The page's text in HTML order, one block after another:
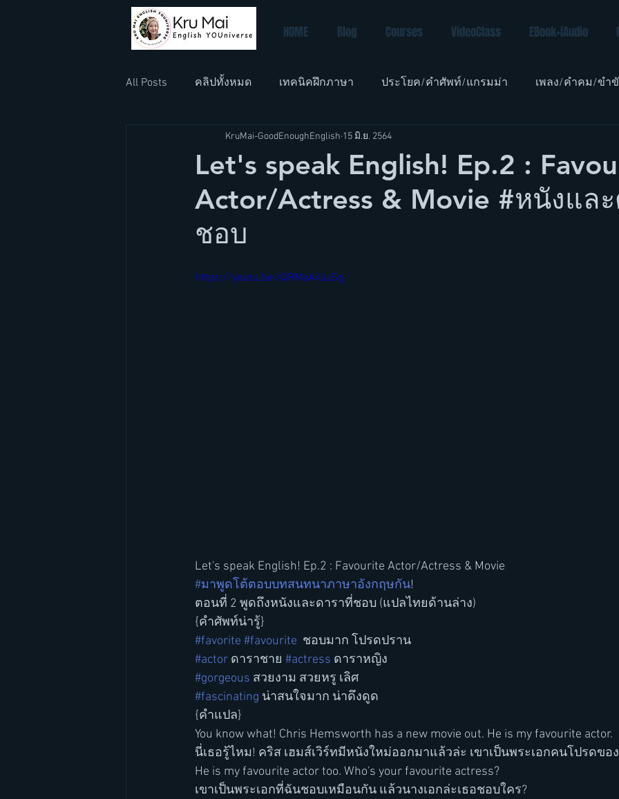
HOME Blog Courses VideoClass EBook+iAudio
All Posts คลิปทั้งหมด เทคนิคฝึกภาษา ประโยค/คำศัพท์/แกรมม่า เพลง/คำคม/ขำ
ภาษาอังกฤษที่ทำงาน ภาษาอังกฤษเด็ก
Let's speak English! Ep.2 :
Actor/Actress & Movie #หนังแล
ชอบ
KruMai-GoodEnoughEnglish 15 มิ.ย. 2564
https://youtu.be/iQRMaAiUuSg
Let's speak English! Ep.2 : Favourite Actor/Actress & Movie
#มาพูดโต้ตอบบทสนทนาภาษาอังกฤษกัน!
ตอนที่ 2 พูดถึงหนังและดาราที่ชอบ (แปลไทยด้านล่าง)
{คำศัพท์น่ารู้}
#favorite #favourite
  ชอบมาก โปรดปราน
#actor ดาราชาย #actress ดาราหญิง
#gorgeous สวยงาม สวยหรู เลิศ
#fascinating น่าสนใจมาก น่าดึงดูด
{คำแปล}
You know what! Chris Hemsworth has a new movie out. He is my favourite actor.
นี่เธอรู้ไหม! คริส เฮมส์เวิร์ทมีหนังใหม่ออกมาแล้วล่ะ เขาเป็นพระเอกคนโปรดขอ
He is my favourite actor too. Who's your favourite actress?
เขาเป็นพระเอกที่ฉันชอบเหมือนกัน แล้วนางเอกล่ะเธอชอบใคร?